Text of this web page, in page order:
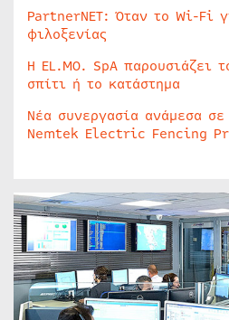
PartnerNET: Όταν το Wi-Fi
φιλοξενίας
Η EL.MO. SpA παρουσιάζει
σπίτι ή το κατάστημα
Νέα συνεργασία ανάμεσα
Nemtek Electric Fencing